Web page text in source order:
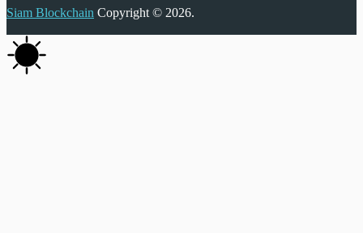
Siam Blockchain Copyright © 2026.